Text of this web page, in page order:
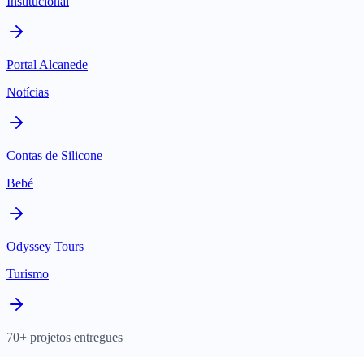
Portal Alcanede
Notícias
Contas de Silicone
Bebé
Odyssey Tours
Turismo
70+ projetos entregues